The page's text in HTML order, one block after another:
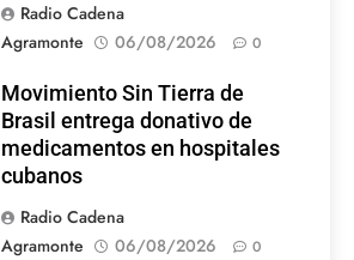
Radio Cadena
Agramonte
06/08/2026 0
Movimiento Sin Tierra de
Brasil entrega donativo de
medicamentos en hospitales
cubanos
Radio Cadena
Agramonte
06/08/2026 0